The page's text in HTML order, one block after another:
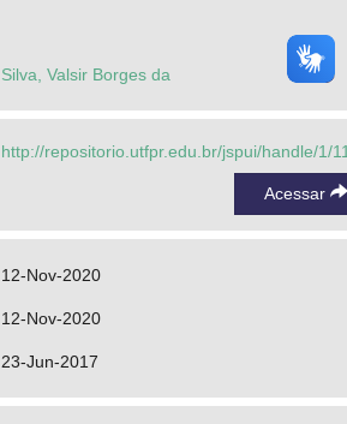
Silva, Valsir Borges da
http://repositorio.utfpr.edu.br/jspui/handle/1/
Acessar
12-Nov-2020
12-Nov-2020
23-Jun-2017